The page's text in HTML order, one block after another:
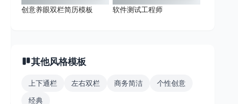
创意养眼双栏简历模板 软件测试工程师
其他风格模板
上下通栏 左右双栏 商务简洁
个性创意
经典